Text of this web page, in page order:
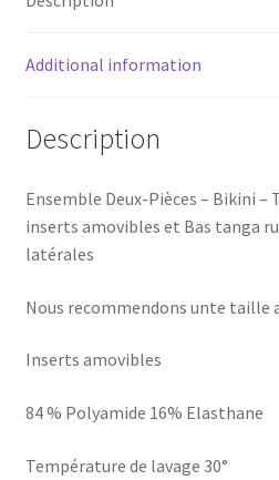
Additional information
Description
Ensemble Deux-Pièces – Bikini
inserts amovibles et Bas tanga
latérales
Nous recommendons unte taille
Inserts amovibles
84 % Polyamide 16% Elasthane
Température de lavage 30°